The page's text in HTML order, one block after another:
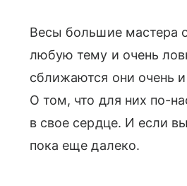
Весы большие мастера
любую тему и очень
сближаются они очень
О том, что для них по-
в свое сердце. И если
пока еще далеко.